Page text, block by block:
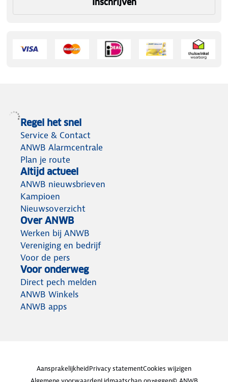
Inschrijven
Regel het snel
Service & Contact
ANWB Alarmcentrale
Plan je route
Altijd actueel
ANWB nieuwsbrieven
Kampioen
Nieuwsoverzicht
Over ANWB
Werken bij ANWB
Vereniging en bedrijf
Voor de pers
Voor onderweg
Direct pech melden
ANWB Winkels
ANWB apps
AansprakelijkheidPrivacy statementCookies wijzigen